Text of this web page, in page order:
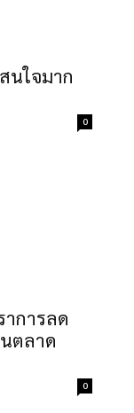
นใจมาก
0
าการลด
ตลาด
0